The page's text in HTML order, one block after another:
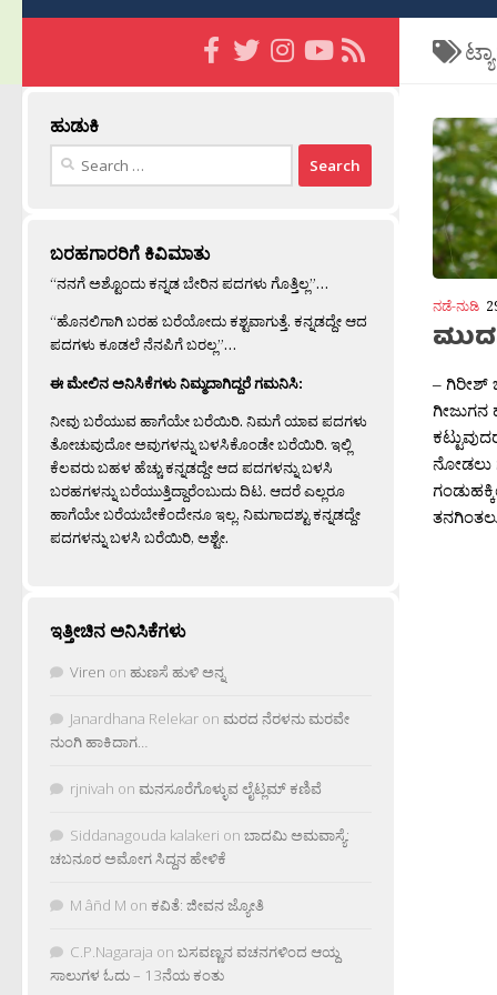
ನಡೆ-ನುಡಿ
– ಗಿರೀಶ್
ಗೀಜುಗನ
ನೋಡಲು
ಹುಡುಕಿ
Search
ಬರಹಗಾರರಿಗೆ ಕಿವಿಮಾತು
“ನನಗೆ ಅಶ್ಟೊಂದು ಕನ್ನಡ ಬೇರಿನ ಪದಗಳು ಗೊತ್ತಿಲ್ಲ”…
“ಹೊನಲಿಗಾಗಿ ಬರಹ ಬರೆಯೋದು ಕಶ್ಟವಾಗುತ್ತೆ. ಕನ್ನಡದ್ದೇ ಆದ
ಪದಗಳು ಕೂಡಲೆ ನೆನಪಿಗೆ ಬರಲ್ಲ”…
ಈ ಮೇಲಿನ ಅನಿಸಿಕೆಗಳು ನಿಮ್ಮದಾಗಿದ್ದರೆ ಗಮನಿಸಿ:
ನೀವು ಬರೆಯುವ ಹಾಗೆಯೇ ಬರೆಯಿರಿ. ನಿಮಗೆ ಯಾವ ಪದಗಳು
ತೋಚುವುದೋ ಅವುಗಳನ್ನು ಬಳಸಿಕೊಂಡೇ ಬರೆಯಿರಿ. ಇಲ್ಲಿ
ಕೆಲವರು ಬಹಳ ಹೆಚ್ಚು ಕನ್ನಡದ್ದೇ ಆದ ಪದಗಳನ್ನು ಬಳಸಿ
ಬರಹಗಳನ್ನು ಬರೆಯುತ್ತಿದ್ದಾರೆಂಬುದು ದಿಟ. ಆದರೆ ಎಲ್ಲರೂ
ಹಾಗೆಯೇ ಬರೆಯಬೇಕೆಂದೇನೂ ಇಲ್ಲ. ನಿಮಗಾದಶ್ಟು ಕನ್ನಡದ್ದೇ
ಪದಗಳನ್ನು ಬಳಸಿ ಬರೆಯಿರಿ, ಅಶ್ಟೇ.
ಇತ್ತೀಚಿನ ಅನಿಸಿಕೆಗಳು
Viren on ಹುಣಸೆ ಹುಳಿ ಅನ್ನ
Janardhana Relekar on ಮರದ ನೆರಳನು ಮರವೇ
ನುಂಗಿ ಹಾಕಿದಾಗ…
rjnivah on ಮನಸೂರೆಗೊಳ್ಳುವ ಲೈಟ್ಲಮ್ ಕಣಿವೆ
Siddanagouda kalakeri on ಬಾದಮಿ ಅಮವಾಸ್ಯೆ:
ಚಬನೂರ ಅಮೋಗ ಸಿದ್ದನ ಹೇಳಿಕೆ
M âñd M on ಕವಿತೆ: ಜೀವನ ಜ್ಯೋತಿ
C.P.Nagaraja on ಬಸವಣ್ಣನ ವಚನಗಳಿಂದ ಆಯ್ದ
ಸಾಲುಗಳ ಓದು – 13ನೆಯ ಕಂತು